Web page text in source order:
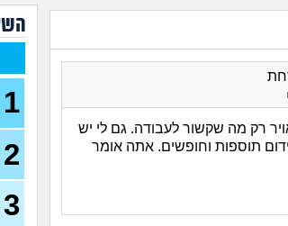
רק מה שקשור לעבודה. גם לי יש
תוספות וחופשים. אתה אומר
22)
26)
1
2
3